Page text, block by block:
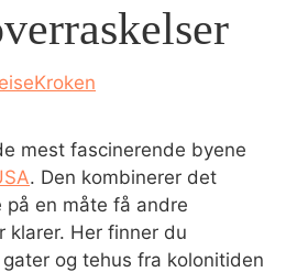
mest fascinerende byene
. Den kombinerer det
på en måte få andre
klarer. Her finner du
og tehus fra kolonitiden